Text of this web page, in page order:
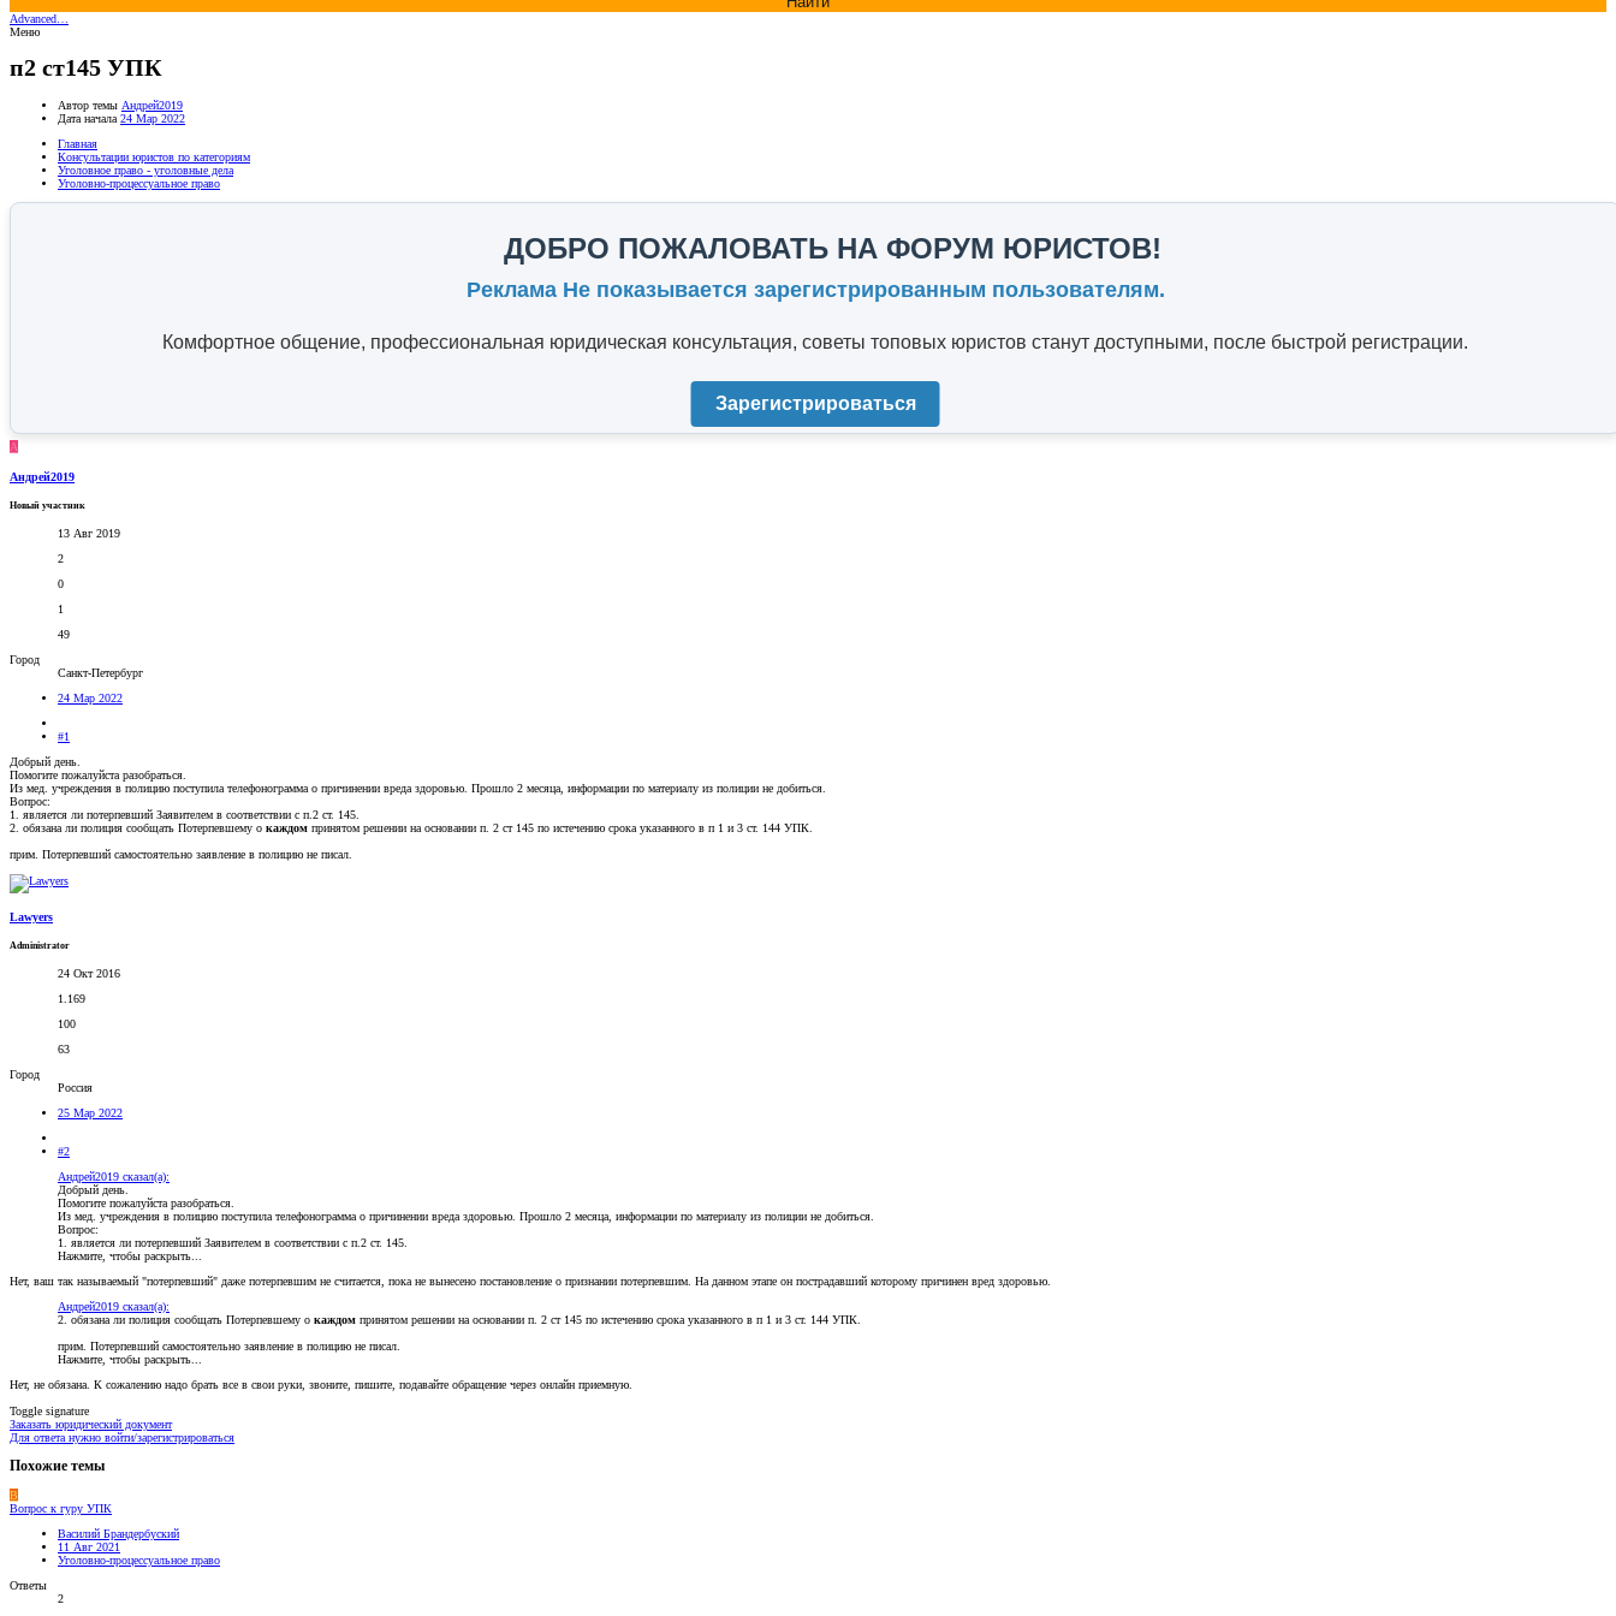
Advanced…
Меню
п2 ст145 УПК
Автор темы Андрей2019
Дата начала 24 Мар 2022
Главная
Консультации юристов по категориям
Уголовное право - уголовные дела
Уголовно-процессуальное право
ДОБРО ПОЖАЛОВАТЬ НА ФОРУМ ЮРИСТОВ!
Реклама Не показывается зарегистрированным пользователям.
Комфортное общение, профессиональная юридическая консультация, советы топовых юристов станут доступными, после быстрой регистрации.
Зарегистрироваться
А
Андрей2019
Новый участник
13 Авг 2019
2
0
1
49
Город
Санкт-Петербург
24 Мар 2022
#1
Добрый день.
Помогите пожалуйста разобраться.
Из мед. учреждения в полицию поступила телефонограмма о причинении вреда здоровью. Прошло 2 месяца, информации по материалу из полиции не добиться.
Вопрос:
1. является ли потерпевший Заявителем в соответствии с п.2 ст. 145.
2. обязана ли полиция сообщать Потерпевшему о каждом принятом решении на основании п. 2 ст 145 по истечению срока указанного в п 1 и 3 ст. 144 УПК.
прим. Потерпевший самостоятельно заявление в полицию не писал.
Lawyers
Administrator
24 Окт 2016
1.169
100
63
Город
Россия
25 Мар 2022
#2
Андрей2019 сказал(а):
Добрый день.
Помогите пожалуйста разобраться.
Из мед. учреждения в полицию поступила телефонограмма о причинении вреда здоровью. Прошло 2 месяца, информации по материалу из полиции не добиться.
Вопрос:
1. является ли потерпевший Заявителем в соответствии с п.2 ст. 145.
Нажмите, чтобы раскрыть...
Нет, ваш так называемый "потерпевший" даже потерпевшим не считается, пока не вынесено постановление о признании потерпевшим. На данном этапе он пострадавший которому причинен вред здоровью.
Андрей2019 сказал(а):
2. обязана ли полиция сообщать Потерпевшему о каждом принятом решении на основании п. 2 ст 145 по истечению срока указанного в п 1 и 3 ст. 144 УПК.
прим. Потерпевший самостоятельно заявление в полицию не писал.
Нажмите, чтобы раскрыть...
Нет, не обязана. К сожалению надо брать все в свои руки, звоните, пишите, подавайте обращение через онлайн приемную.
Toggle signature
Заказать юридический документ
Для ответа нужно войти/зарегистрироваться
Похожие темы
В
Вопрос к гуру УПК
Василий Брандербуский
11 Авг 2021
Уголовно-процессуальное право
Ответы
2